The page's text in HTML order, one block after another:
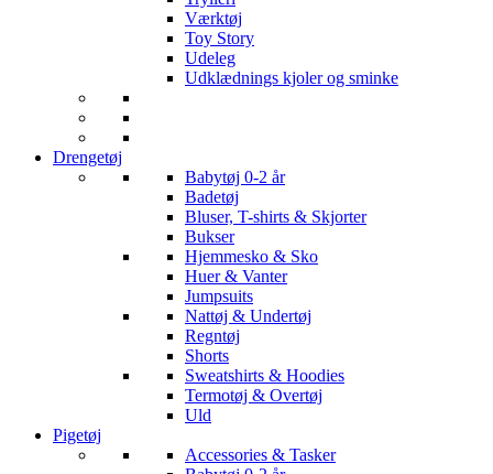
Værktøj
Toy Story
Udeleg
Udklædnings kjoler og sminke
Drengetøj
Babytøj 0-2 år
Badetøj
Bluser, T-shirts & Skjorter
Bukser
Hjemmesko & Sko
Huer & Vanter
Jumpsuits
Nattøj & Undertøj
Regntøj
Shorts
Sweatshirts & Hoodies
Termotøj & Overtøj
Uld
Pigetøj
Accessories & Tasker